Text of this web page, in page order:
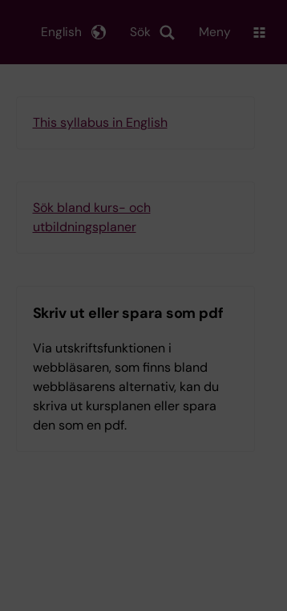
Sök
English Meny
This syllabus in English
Sök bland kurs- och
utbildningsplaner
Skriv ut eller spara som pdf
Via utskriftsfunktionen i
webbläsaren, som finns bland
webbläsarens alternativ, kan du
skriva ut kursplanen eller spara
den som en pdf.